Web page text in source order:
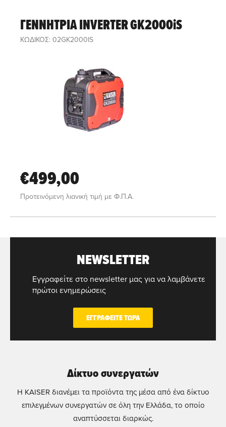
ΓΕΝΝΗΤΡΙΑ INVERTER GK2000iS
ΚΩΔΙΚΟΣ: 02GK2000IS
€499,00
Προτεινόμενη λιανική τιμή με Φ.Π.Α.
NEWSLETTER
Εγγραφείτε στο newsletter μας για να λαμβάνετε
πρώτοι ενημερώσεις
ΕΓΓΡΑΦΕΙΤΕ ΤΩΡΑ
Δίκτυο συνεργατών
Η KAISER διανέμει τα προϊόντα της μέσα από ένα δίκτυο
επιλεγμένων συνεργατών σε όλη την Ελλάδα, το οποίο
αναπτύσσεται διαρκώς.